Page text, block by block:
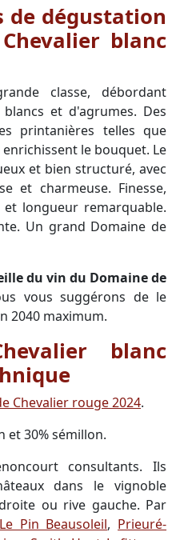
de dégustation
blanc
classe, débordant
et d'agrumes. Des
printanières telles que
le bouquet. Le
et bien structuré, avec
et charmeuse. Finesse,
longueur remarquable.
Un grand Domaine de
du vin du Domaine de
vous suggérons de le
2040 maximum.
blanc
Chevalier rouge 2024.
et 30% sémillon.
consultants. Ils
dans le vignoble
ou rive gauche. Par
Le Pin Beausoleil, Prieuré-